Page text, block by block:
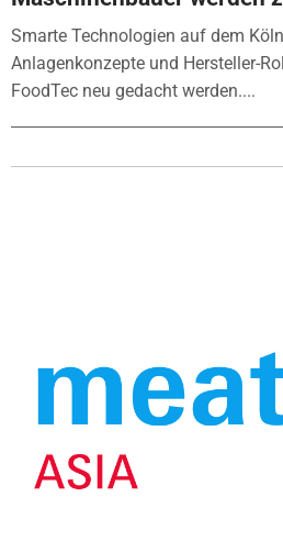
Smarte Technologien auf dem
Anlagenkonzepte und Hersteller-
FoodTec neu gedacht werden....